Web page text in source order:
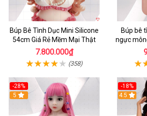
Búp Bê Tình Dục Mini Silicone
54cm Giá Rẻ Mềm Mại Thật
7.800.000₫
(358)
Búp bê
ngực
-28%
5
-18%
4.5